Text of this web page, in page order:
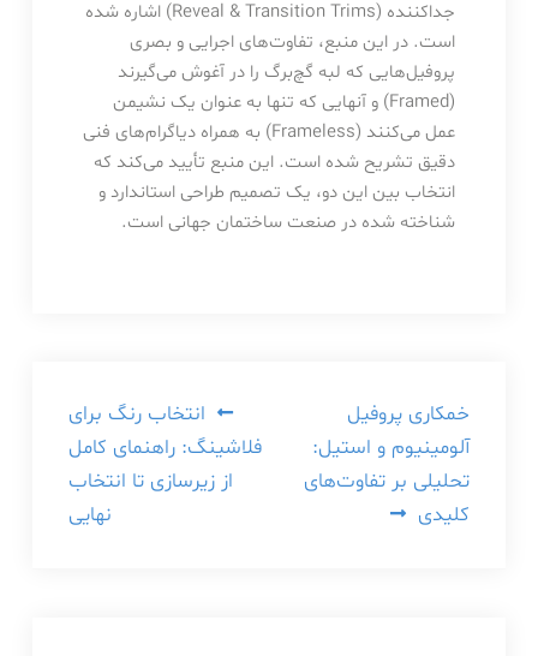
جداکننده (Reveal & Transition Trims) اشاره شده
است. در این منبع، تفاوت‌های اجرایی و بصری
پروفیل‌هایی که لبه گچ‌برگ را در آغوش می‌گیرند
(Framed) و آنهایی که تنها به عنوان یک نشیمن
عمل می‌کنند (Frameless) به همراه دیاگرام‌های فنی
دقیق تشریح شده است. این منبع تأیید می‌کند که
انتخاب بین این دو، یک تصمیم طراحی استاندارد و
شناخته شده در صنعت ساختمان جهانی است.
راهبری
نوشته
انتخاب رنگ برای
فلاشینگ: راهنمای کامل
از زیرسازی تا انتخاب
نهایی
خمکاری پروفیل
آلومینیوم و استیل:
تحلیلی بر تفاوت‌های
کلیدی